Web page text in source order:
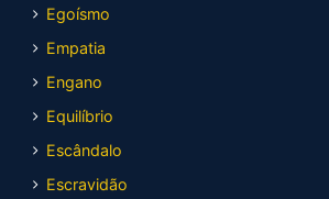
Egoísmo
Empatia
Engano
Equilíbrio
Escândalo
Escravidão